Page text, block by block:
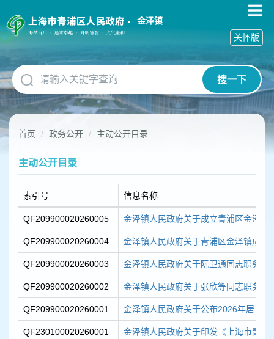
障
碍
作
说
明
跳
到
网
金泽镇
搜一下
关怀版
首页 政务公开 主动公开目录
主动公开目录
索引号 信息名称
QF209900020260005 金泽镇人民政府关于成立青浦区金泽镇
QF209900020260004 金泽镇人民政府关于青浦区金泽镇成立
QF209900020260003 金泽镇人民政府关于阮卫通同志职务任
QF209900020260002 金泽镇人民政府关于张欣等同志职务任
QF209900020260001 金泽镇人民政府关于公布2026年居（
QF230100020260001 金泽镇人民政府关于印发《上海市青浦